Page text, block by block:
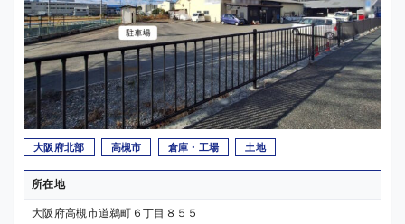
大阪府北部 高槻市 倉庫・工場 土地
所在地
大阪府高槻市道鵜町６丁目８５５